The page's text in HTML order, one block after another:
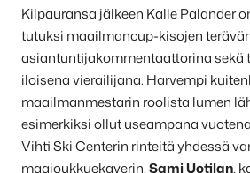
Kilpauransa jälkeen Kalle Palander
tutuksi maailmancup-kisojen
asiantuntijakommentaattorina sekä
iloisena vierailijana. Harvempi
maailmanmestarin roolista lumen
esimerkiksi ollut useampana
Vihti Ski Centerin rinteitä yhdessä
maajoukkuekaverin,Sami Uotilan,